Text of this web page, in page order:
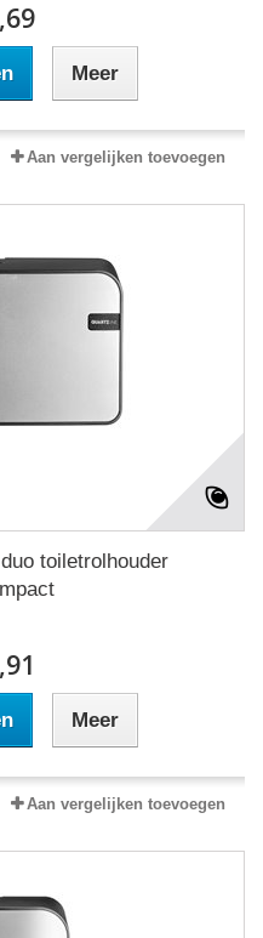
Meer
Aan vergelijken toevoegen
toiletrolhouder
Meer
Aan vergelijken toevoegen